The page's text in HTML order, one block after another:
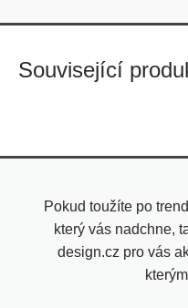
Související
Pokud toužíte po
který vás nadchne,
design.cz pro vás